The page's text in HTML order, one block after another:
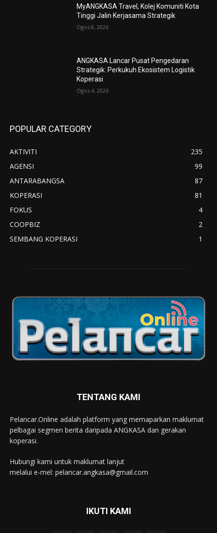
MyANGKASA Travel, Kolej Komuniti Kota
Tinggi Jalin Kerjasama Strategik
Ogos 8, 2026
ANGKASA Lancar Pusat Pengedaran
Strategik: Perkukuh Ekosistem Logistik
Koperasi
Ogos 4, 2026
POPULAR CATEGORY
AKTIVITI
235
AGENSI
99
ANTARABANGSA
87
KOPERASI
81
FOKUS
4
COOPBIZ
2
SEMBANG KOPERASI
1
TENTANG KAMI
Pelancar.Online adalah platform yang memaparkan maklumat
pelbagai segmen berita daripada ANGKASA dan gerakan
koperasi.
Hubungi kami untuk maklumat lanjut
melalui e-mel: pelancar.angkasa@gmail.com
IKUTI KAMI